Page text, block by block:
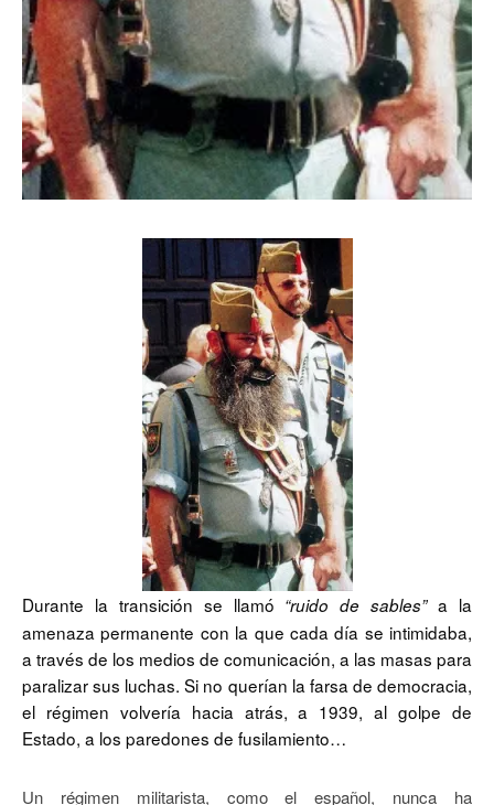
Durante la transición se llamó “ruido de sables”a la
amenaza permanente con la que cada día se intimidaba,
a través de los medios de comunicación, a las masas para
paralizar sus luchas. Si no querían la farsa de democracia,
el régimen volvería hacia atrás, a 1939, al golpe de
Estado, a los paredones de fusilamiento…
Un régimen militarista, como el español, nunca ha